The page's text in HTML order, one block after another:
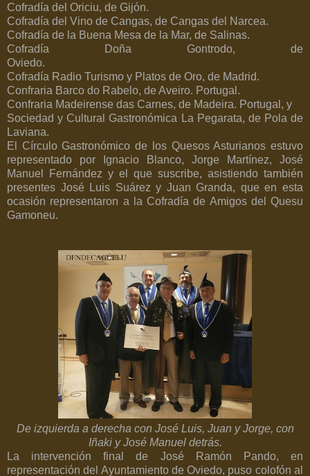
Cofradía del Oriciu, de Gijón.
Cofradía del Vino de Cangas, de Cangas del Narcea.
Cofradía de la Buena Mesa de la Mar, de Salinas.
Cofradía Doña Gontrodo, de
Oviedo.
Cofradía Radio Turismo y Platos de Oro, de Madrid.
Confraria Barco do Rabelo, de Aveiro. Portugal.
Confraria Madeirense das Carnes, de Madeira. Portugal, y
Sociedad y Cultural Gastronómica La Pegarata, de Pola de
Laviana.
El Círculo Gastronómico de los Quesos Asturianos estuvo
representado por Ignacio Blanco, Jorge Martínez, José
Manuel Fernández y el que suscribe, asistiendo también
presentes José Luis Suárez y Juan Granda, que en esta
ocasión representaron a la Cofradía de Amigos del Quesu
Gamoneu.
De izquierda a derecha con José Luis, Juan y Jorge, con
Iñaki y José Manuel detrás.
La intervención final de José Ramón Pando, en
representación del Ayuntamiento de Oviedo, puso colofón al